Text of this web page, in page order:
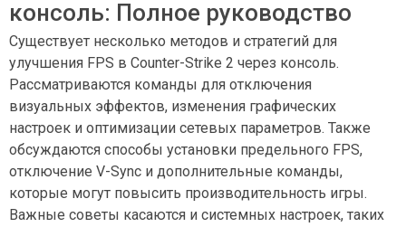
консоль: Полное руководство
Существует несколько методов и стратегий для
улучшения FPS в Counter-Strike 2 через консоль.
Рассматриваются команды для отключения
визуальных эффектов, изменения графических
настроек и оптимизации сетевых параметров. Также
обсуждаются способы установки предельного FPS,
отключение V-Sync и дополнительные команды,
которые могут повысить производительность игры.
Важные советы касаются и системных настроек, таких